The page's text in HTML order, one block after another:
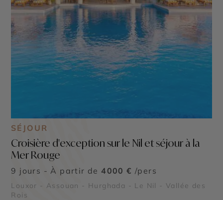
SÉJOUR
Croisière d'exception sur le Nil et séjour à la
Mer Rouge
9 jours - À partir de 4000 € /pers
Louxor - Assouan - Hurghada - Le Nil - Vallée des
Rois